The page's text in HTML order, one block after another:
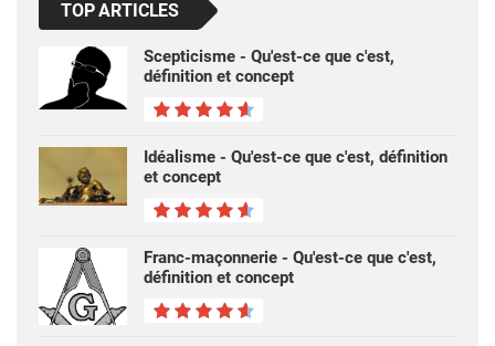
TOP ARTICLES
Scepticisme - Qu'est-ce que c'est,
définition et concept
Idéalisme - Qu'est-ce que c'est, définition
et concept
Franc-maçonnerie - Qu'est-ce que c'est,
définition et concept